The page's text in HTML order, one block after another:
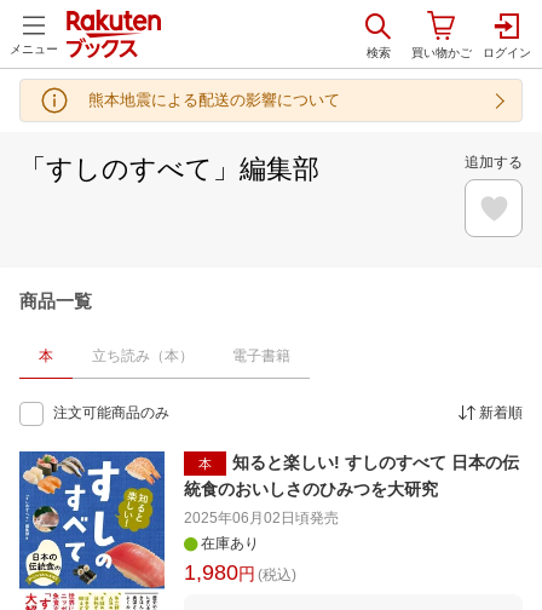
メニュー
熊本地震による配送の影響について
「すしのすべて」編集部 追加する
商品一覧
本 立ち読み（本） 電子書籍
注文可能商品のみ 新着順
本
知ると楽しい! すしのすべて 日本の伝
統食のおいしさのひみつを大研究
2025年06月02日頃発売
在庫あり
1,980円 (税込)